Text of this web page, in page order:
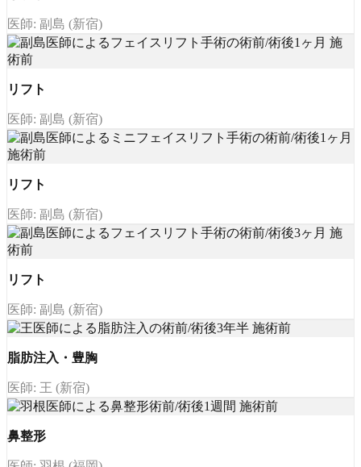
医師: 副島 (新宿)
リフト
医師: 副島 (新宿)
リフト
医師: 副島 (新宿)
リフト
医師: 副島 (新宿)
脂肪注入・豊胸
医師: 王 (新宿)
鼻整形